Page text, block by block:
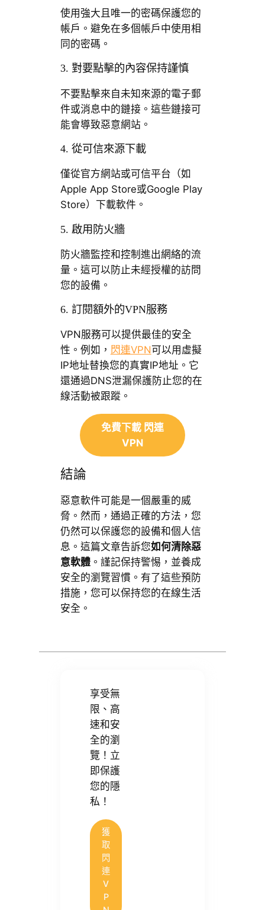
使用強大且唯一的密碼保護您的
帳戶。避免在多個帳戶中使用相
同的密碼。
3. 對要點擊的內容保持謹慎
不要點擊來自未知來源的電子郵
件或消息中的鏈接。這些鏈接可
能會導致惡意網站。
4. 從可信來源下載
僅從官方網站或可信平台（如
Apple App Store或Google Play
Store）下載軟件。
5. 啟用防火牆
防火牆監控和控制進出網絡的流
量。這可以防止未經授權的訪問
您的設備。
6. 訂閱額外的VPN服務
VPN服務可以提供最佳的安全
性。例如， 閃連VPN可以用虛擬
IP地址替換您的真實IP地址。它
還通過DNS泄漏保護防止您的在
線活動被跟蹤。
免費下載 閃連
VPN
結論
惡意軟件可能是一個嚴重的威
脅。然而，通過正確的方法，您
仍然可以保護您的設備和個人信
息。這篇文章告訴您如何清除惡
意軟體。謹記保持警惕，並養成
安全的瀏覽習慣。有了這些預防
措施，您可以保持您的在線生活
安全。
享受無
限、高
速和安
全的瀏
覽！立
即保護
您的隱
私！
獲
取
閃
連
V
P